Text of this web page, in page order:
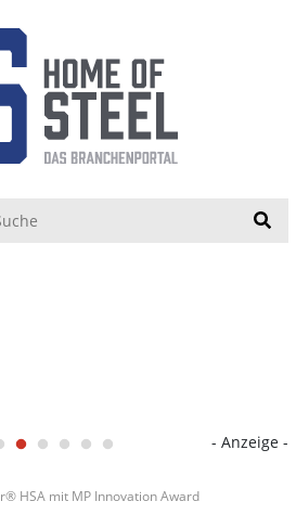
- Anzeige -
HSA mit MP Innovation Award